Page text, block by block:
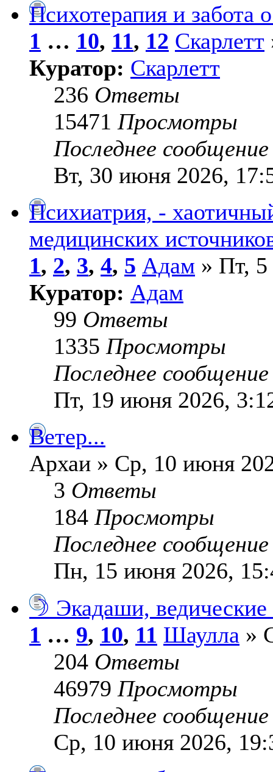
Психотерапия и забота
1 … 10, 11, 12 Скарлетт
Куратор: Скарлетт
236 Ответы
15471 Просмотры
Последнее
Вт, 30 июня 2026,
Психиатрия, -
медицинских
1, 2, 3, 4, 5 Адам » Пт,
Куратор: Адам
99 Ответы
1335 Просмотры
Последнее
Пт, 19 июня 2026,
Ветер...
Архаи » Ср, 10 июня
3 Ответы
184 Просмотры
Последнее
Пн, 15 июня 2026,
☽ Экадаши,
1 … 9, 10, 11 Шаулла »
204 Ответы
46979 Просмотры
Последнее
Ср, 10 июня 2026,